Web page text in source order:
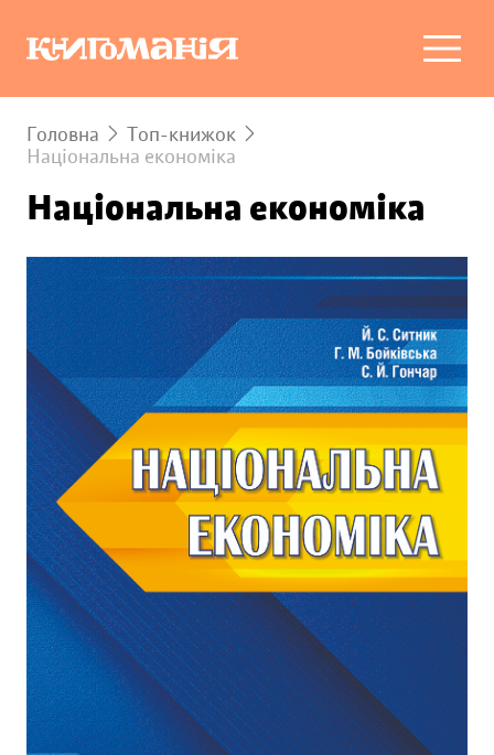
Головна
Топ-книжок
Національна економіка
Національна економіка